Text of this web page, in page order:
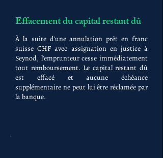
Effacement du capital restant dû
À la suite d'une annulation prêt en franc
suisse CHF avec assignation en justice à
Seynod, l'emprunteur cesse immédiatement
tout remboursement. Le capital restant dû
est effacé et aucune échéance
supplémentaire ne peut lui être réclamée par
la banque.